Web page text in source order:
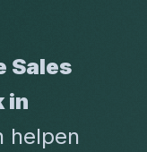
Sales
in
helpen